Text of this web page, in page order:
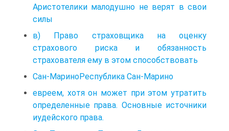
Аристотелики малодушно не верят в свои
силы
в) Право страховщика на оценку
страхового риска и обязанность
страхователя ему в этом способствовать
Сан-МариноРеспублика Сан-Марино
евреем, хотя он может при этом утратить
определенные права. Основные источники
иудейского права.